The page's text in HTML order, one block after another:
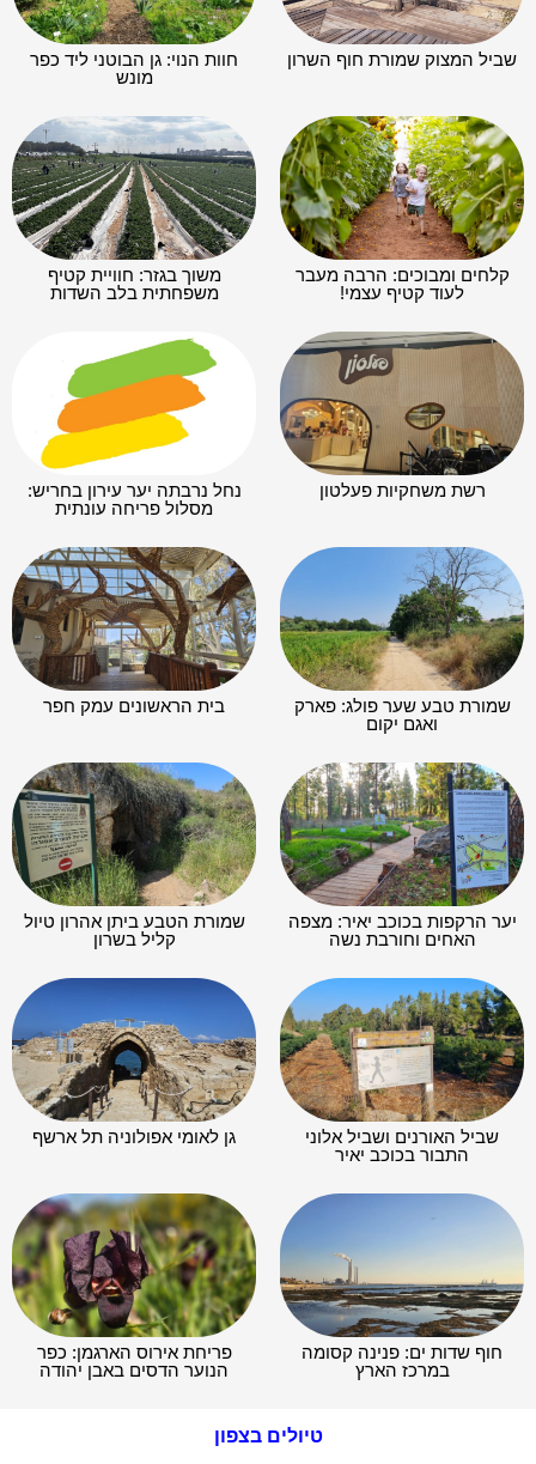
שביל המצוק שמורת חוף השרון
חוות הנוי: גן הבוטני ליד כפר
מונש
קלחים ומבוכים: הרבה מעבר
לעוד קטיף עצמי!
משוך בגזר: חוויית קטיף
משפחתית בלב השדות
רשת משחקיות פעלטון
נחל נרבתה יער עירון בחריש:
מסלול פריחה עונתית
שמורת טבע שער פולג: פארק
ואגם יקום
בית הראשונים עמק חפר
יער הרקפות בכוכב יאיר: מצפה
האחים וחורבת נשה
שמורת הטבע ביתן אהרון טיול
קליל בשרון
שביל האורנים ושביל אלוני
התבור בכוכב יאיר
גן לאומי אפולוניה תל ארשף
חוף שדות ים: פנינה קסומה
במרכז הארץ
פריחת אירוס הארגמן: כפר
הנוער הדסים באבן יהודה
טיולים בצפון